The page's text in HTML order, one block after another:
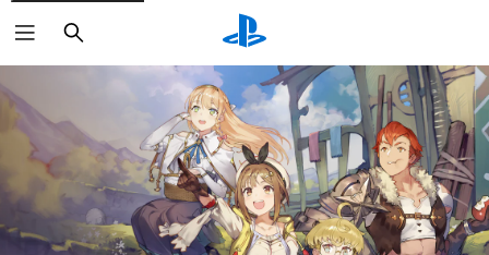
搜
索